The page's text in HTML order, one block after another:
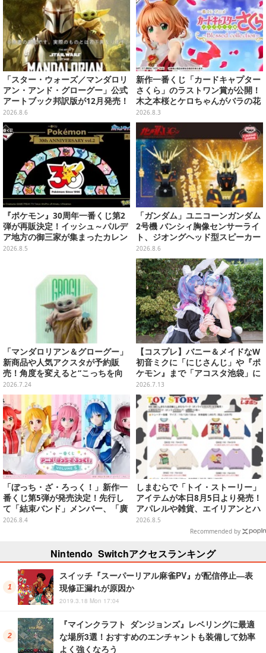
「スター・ウォーズ／マンダロリ
アン・アンド・グローグー」公式
アートブック邦訳版が12月発売！
映画のコンセプトアートやスケッ
チを掲載
2026.8.6
新作一番くじ「カードキャプター
さくら」のラストワン賞が公開！
木之本桜とケロちゃんがバラの花
びらに包まれている姿で立体化
2026.8.3
『ポケモン』30周年一番くじ第2
弾が再販決定！イッシュ～パルデ
ア地方の御三家が集まったカレン
ダー、ぬいぐるみなど記念グッズ
2026.8.5
「ガンダム」ユニコーンガンダム
2号機 バンシィ胸像センサーライ
ト、ジオングヘッド型スピーカー
が順次プライズ展開！
2026.8.6
「マンダロリアン＆グローグー」
新商品や人気アクスタが予約販
売！角度を変えると“こっちを向
いてくれる”ステッカーも
2026.7.24
【コスプレ】バニー＆メイドなW
初音ミクに「にじさんじ」や『ポ
ケモン』まで「アコスタ池袋」に
集った美麗レイヤー13選【写真60
枚】
2026.7.13
「ぼっち・ざ・ろっく！」新作一
番くじ第5弾が発売決定！先行し
て「結束バンド」メンバー、「廣
井きくり」のメイド衣装フィギュ
2026.8.4
しまむらで「トイ・ストーリー」
アイテムが本日8月5日より発売！
アパレルや雑貨、エイリアンとハ
ムのダイカットクッションなど盛
2026.8.5
Recommended by
Nintendo Switchアクセスランキング
スイッチ『スーパーリアル麻雀PV』が配信停止―表
現修正漏れが原因か
2019.3.18 Mon 17:04
『マインクラフト ダンジョンズ』レベリングに最適
な場所3選！おすすめのエンチャントも装備して効率
よく強くなろう